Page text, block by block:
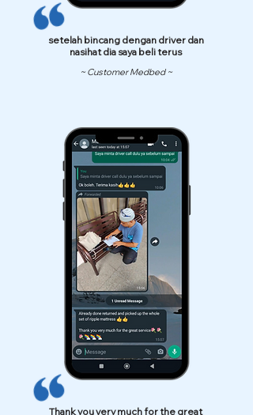
setelah bincang dengan driver dan
nasihat dia saya beli terus
~ Customer Medbed ~
Thank you very much for the great